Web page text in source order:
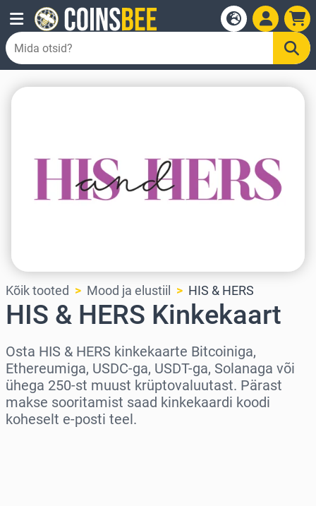
Kõik tooted Mood ja elustiil HIS & HERS
HIS & HERS Kinkekaart
Osta HIS & HERS kinkekaarte Bitcoiniga,
Ethereumiga, USDC-ga, USDT-ga, Solanaga või
ühega 250-st muust krüptovaluutast. Pärast
makse sooritamist saad kinkekaardi koodi
koheselt e-posti teel.